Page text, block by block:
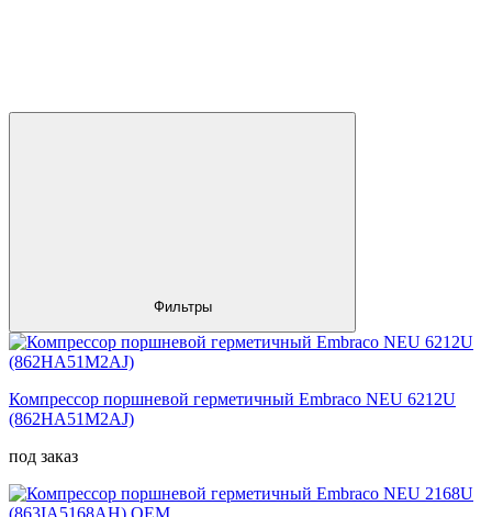
Фильтры
Компрессор поршневой герметичный Embraco NEU 6212U
(862HA51M2AJ)
под заказ